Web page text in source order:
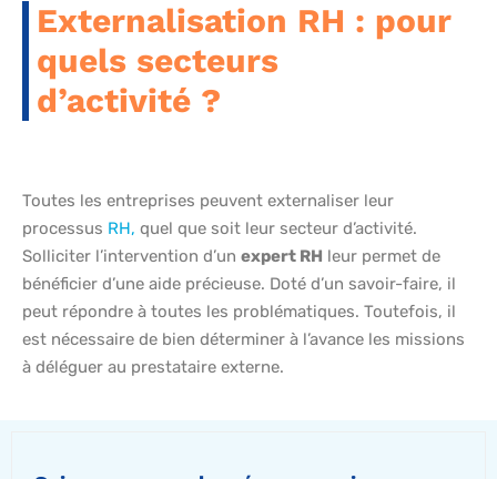
Externalisation RH : pour
quels secteurs
d’activité ?
Toutes les entreprises peuvent externaliser leur
processus RH, quel que soit leur secteur d’activité.
Solliciter l’intervention d’un expert RH leur permet de
bénéficier d’une aide précieuse. Doté d’un savoir-faire, il
peut répondre à toutes les problématiques. Toutefois, il
est nécessaire de bien déterminer à l’avance les missions
à déléguer au prestataire externe.